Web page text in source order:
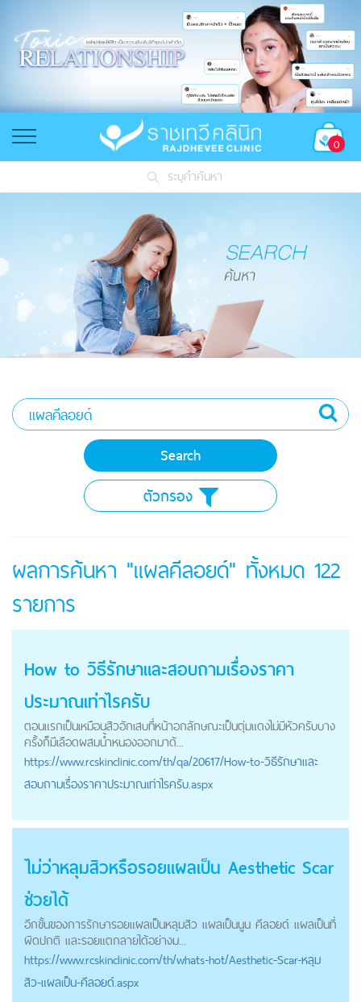
0
ระบุคำค้นหา
ตัวกรอง
ผลการค้นหา "แผลคีลอยด์" ทั้งหมด 122
รายการ
How to วิธีรักษาและสอบถามเรื่องราคา
ประมาณเท่าไรครับ
ตอนแรกเป็นเหมือนสิวอักเสบที่หน้าอกลักษณะเป็นตุ่มแดงไม่มีหัวครับบาง
ครั้งก็มีเลือดผสมน้ำหนองออกมาด้...
https://www.rcskinclinic.com/th/qa/20617/How-to-วิธีรักษาและ
สอบถามเรื่องราคาประมาณเท่าไรครับ.aspx
ไม่ว่าหลุมสิวหรือรอยแผลเป็น Aesthetic Scar
ช่วยได้
อีกขั้นของการรักษารอยแผลเป็นหลุมสิว แผลเป็นนูน คีลอยด์ แผลเป็นที่
ผิดปกติ และรอยแตกลายได้อย่างม...
https://www.rcskinclinic.com/th/whats-hot/Aesthetic-Scar-หลุม
สิว-แผลเป็น-คีลอยด์.aspx